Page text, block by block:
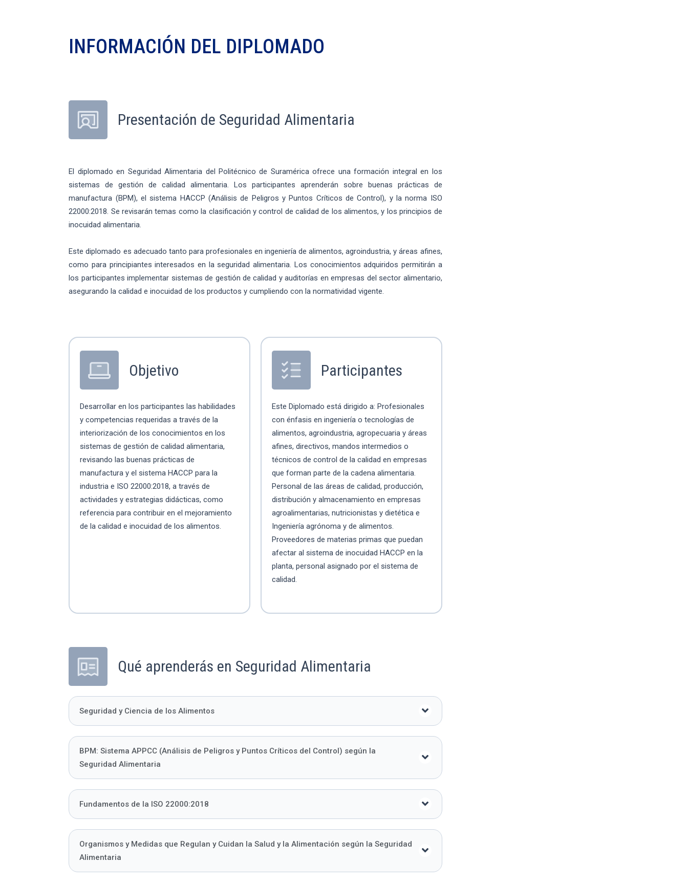
INFORMACIÓN DEL DIPLOMADO
Presentación de Seguridad Alimentaria
El diplomado en Seguridad Alimentaria del Politécnico de Suramérica ofrece una formación integral en los
sistemas de gestión de calidad alimentaria. Los participantes aprenderán sobre buenas prácticas de
manufactura (BPM), el sistema HACCP (Análisis de Peligros y Puntos Críticos de Control), y la norma ISO
22000:2018. Se revisarán temas como la clasificación y control de calidad de los alimentos, y los principios de
inocuidad alimentaria.
Este diplomado es adecuado tanto para profesionales en ingeniería de alimentos, agroindustria, y áreas afines,
como para principiantes interesados en la seguridad alimentaria. Los conocimientos adquiridos permitirán a
los participantes implementar sistemas de gestión de calidad y auditorías en empresas del sector alimentario,
asegurando la calidad e inocuidad de los productos y cumpliendo con la normatividad vigente.
Objetivo
Desarrollar en los participantes las habilidades
y competencias requeridas a través de la
interiorización de los conocimientos en los
sistemas de gestión de calidad alimentaria,
revisando las buenas prácticas de
manufactura y el sistema HACCP para la
industria e ISO 22000:2018, a través de
actividades y estrategias didácticas, como
referencia para contribuir en el mejoramiento
de la calidad e inocuidad de los alimentos.
Participantes
Este Diplomado está dirigido a: Profesionales
con énfasis en ingeniería o tecnologías de
alimentos, agroindustria, agropecuaria y áreas
afines, directivos, mandos intermedios o
técnicos de control de la calidad en empresas
que forman parte de la cadena alimentaria.
Personal de las áreas de calidad, producción,
distribución y almacenamiento en empresas
agroalimentarias, nutricionistas y dietética e
Ingeniería agrónoma y de alimentos.
Proveedores de materias primas que puedan
afectar al sistema de inocuidad HACCP en la
planta, personal asignado por el sistema de
calidad.
Qué aprenderás en Seguridad Alimentaria
Seguridad y Ciencia de los Alimentos
BPM: Sistema APPCC (Análisis de Peligros y Puntos Críticos del Control) según la
Seguridad Alimentaria
Fundamentos de la ISO 22000:2018
Organismos y Medidas que Regulan y Cuidan la Salud y la Alimentación según la Seguridad
Alimentaria